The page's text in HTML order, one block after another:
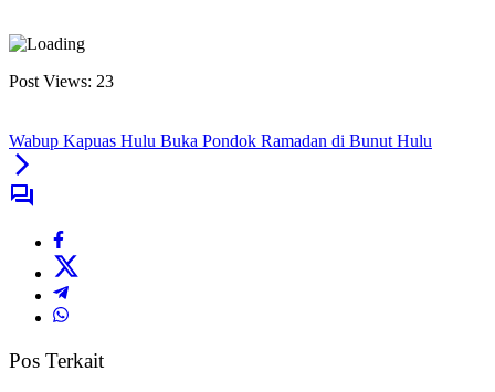
Post Views: 23
Wabup Kapuas Hulu Buka Pondok Ramadan di Bunut Hulu
Pos Terkait